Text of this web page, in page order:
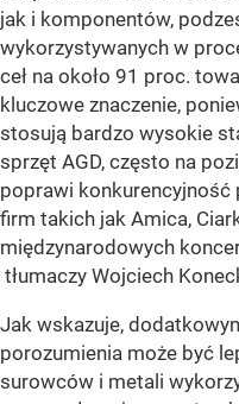
jak i komponentów,
wykorzystywanych w
ceł na około 91 proc.
kluczowe znaczenie,
stosują bardzo wysokie
sprzęt AGD, często na
poprawi
firm takich jak Amica,
międzynarodowych
tłumaczy Wojciech
Jak wskazuje,
porozumienia może być
surowców i metali